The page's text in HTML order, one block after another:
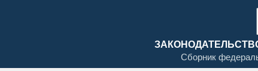
Сборник